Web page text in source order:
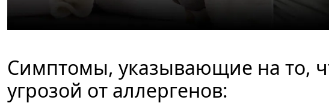
Симптомы, указывающие на то,
угрозой от аллергенов: